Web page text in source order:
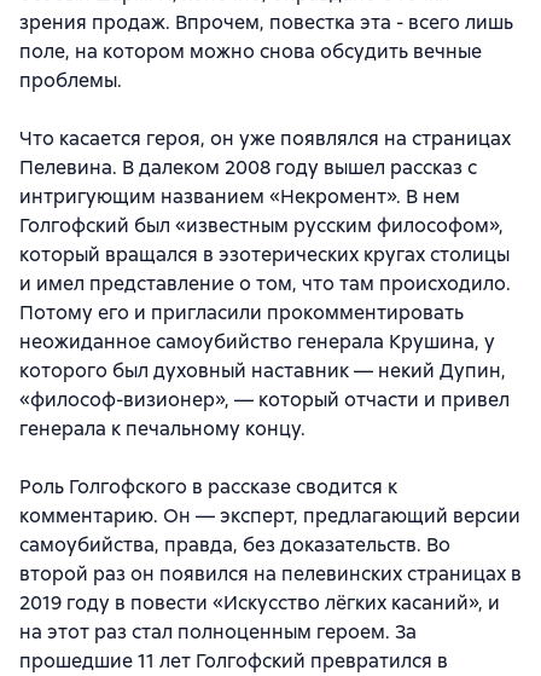
зрения продаж. Впрочем, повестка эта - всего лишь
поле, на котором можно снова обсудить вечные
проблемы.
Что касается героя, он уже появлялся на страницах
Пелевина. В далеком 2008 году вышел рассказ с
интригующим названием «Некромент». В нем
Голгофский был «известным русским философом»,
который вращался в эзотерических кругах столицы
и имел представление о том, что там происходило.
Потому его и пригласили прокомментировать
неожиданное самоубийство генерала Крушина, у
которого был духовный наставник — некий Дупин,
«философ-визионер», — который отчасти и привел
генерала к печальному концу.
Роль Голгофского в рассказе сводится к
комментарию. Он — эксперт, предлагающий версии
самоубийства, правда, без доказательств. Во
второй раз он появился на пелевинских страницах в
2019 году в повести «Искусство лёгких касаний», и
на этот раз стал полноценным героем. За
прошедшие 11 лет Голгофский превратился в